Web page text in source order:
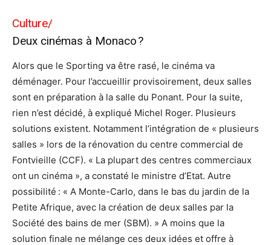
Culture/
Deux cinémas à Monaco ?
Alors que le Sporting va être rasé, le cinéma va
déménager. Pour l’accueillir provisoirement, deux salles
sont en préparation à la salle du Ponant. Pour la suite,
rien n’est décidé, à expliqué Michel Roger. Plusieurs
solutions existent. Notamment l’intégration de « plusieurs
salles » lors de la rénovation du centre commercial de
Fontvieille (CCF). « La plupart des centres commerciaux
ont un cinéma », a constaté le ministre d’Etat. Autre
possibilité : « A Monte-Carlo, dans le bas du jardin de la
Petite Afrique, avec la création de deux salles par la
Société des bains de mer (SBM). » A moins que la
solution finale ne mélange ces deux idées et offre à